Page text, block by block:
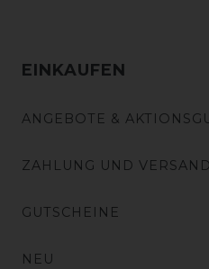
EINKAUFEN
ANGEBOTE &
ZAHLUNG UND VERSAND
GUTSCHEINE
NEU